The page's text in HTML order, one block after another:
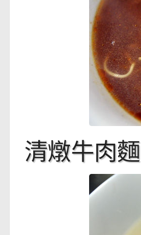
清燉牛肉麵